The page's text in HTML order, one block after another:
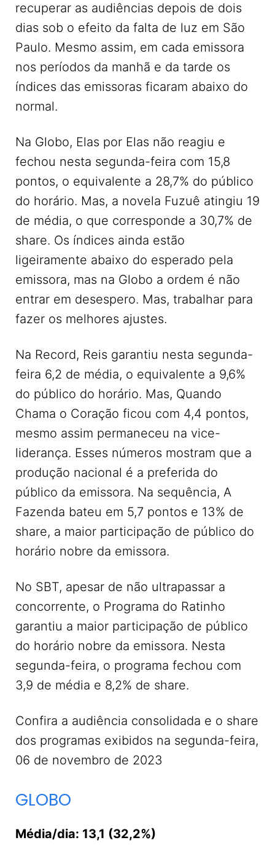
recuperar as audiências depois de dois
dias sob o efeito da falta de luz em São
Paulo. Mesmo assim, em cada emissora
nos períodos da manhã e da tarde os
índices das emissoras ficaram abaixo do
normal.
Na Globo, Elas por Elas não reagiu e
fechou nesta segunda-feira com 15,8
pontos, o equivalente a 28,7% do público
do horário. Mas, a novela Fuzuê atingiu 19
de média, o que corresponde a 30,7% de
share. Os índices ainda estão
ligeiramente abaixo do esperado pela
emissora, mas na Globo a ordem é não
entrar em desespero. Mas, trabalhar para
fazer os melhores ajustes.
Na Record, Reis garantiu nesta segunda-
feira 6,2 de média, o equivalente a 9,6%
do público do horário. Mas, Quando
Chama o Coração ficou com 4,4 pontos,
mesmo assim permaneceu na vice-
liderança. Esses números mostram que a
produção nacional é a preferida do
público da emissora. Na sequência, A
Fazenda bateu em 5,7 pontos e 13% de
share, a maior participação de público do
horário nobre da emissora.
No SBT, apesar de não ultrapassar a
concorrente, o Programa do Ratinho
garantiu a maior participação de público
do horário nobre da emissora. Nesta
segunda-feira, o programa fechou com
3,9 de média e 8,2% de share.
Confira a audiência consolidada e o share
dos programas exibidos na segunda-feira,
06 de novembro de 2023
GLOBO
Média/dia: 13,1 (32,2%)